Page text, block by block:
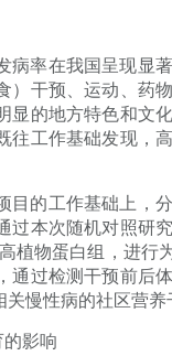
病率在我国呈现显
干预、运动、药
显的地方特色和文
往工作基础发现，
目的工作基础上，
过本次随机对照
植物蛋白组，进
通过检测干预前
慢性病的社区营养
影响